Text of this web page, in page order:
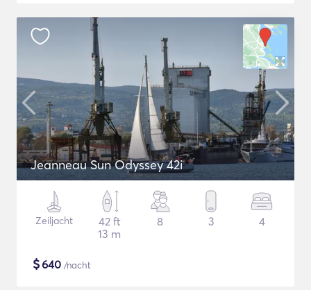
Jeanneau Sun Odyssey 42i
Zeiljacht
42 ft
13 m
8 3 4
$640 /nacht